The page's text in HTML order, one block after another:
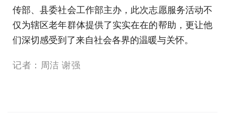
传部、县委社会工作部主办，此次志愿服务活动不
仅为辖区老年群体提供了实实在在的帮助，更让他
们深切感受到了来自社会各界的温暖与关怀。
记者：周洁 谢强